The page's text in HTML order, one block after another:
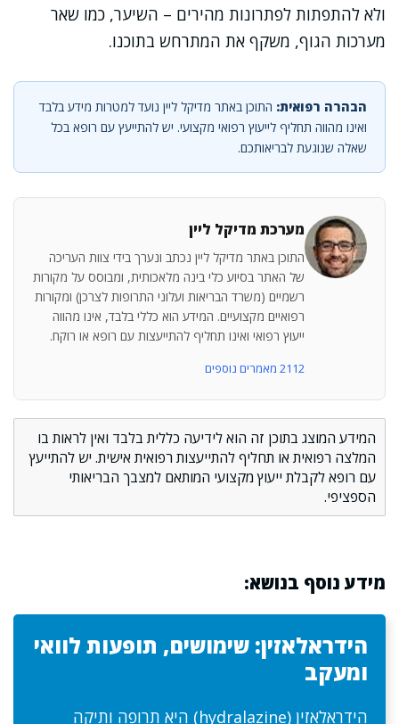
ולא להתפתות לפתרונות מהירים – השיער, כמו שאר
מערכות הגוף, משקף את המתרחש בתוכנו.
הבהרה רפואית: התוכן באתר מדיקל ליין נועד למטרות מידע בלבד
ואינו מהווה תחליף לייעוץ רפואי מקצועי. יש להתייעץ עם רופא בכל
שאלה שנוגעת לבריאותכם.
מערכת מדיקל ליין
התוכן באתר מדיקל ליין נכתב ונערך בידי צוות העריכה
של האתר בסיוע כלי בינה מלאכותית, ומבוסס על מקורות
רשמיים (משרד הבריאות ועלוני התרופות לצרכן) ומקורות
רפואיים מקצועיים. המידע הוא כללי בלבד, אינו מהווה
ייעוץ רפואי ואינו תחליף להתייעצות עם רופא או רוקח.
2112 מאמרים נוספים
המידע המוצג בתוכן זה הוא לידיעה כללית בלבד ואין לראות בו
המלצה רפואית או תחליף להתייעצות רפואית אישית. יש להתייעץ
עם רופא לקבלת ייעוץ מקצועי המותאם למצבך הבריאותי
הספציפי.
מידע נוסף בנושא:
הידראלאזין: שימושים, תופעות לוואי
ומעקב
הידראלאזין (hydralazine) היא תרופה ותיקה